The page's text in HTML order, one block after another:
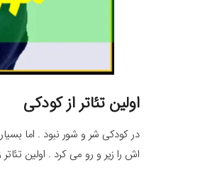
اولین تئاتر از کودکی
در کودکی شر و شور نبود . اما
اش را زیر و رو می کرد . اولین